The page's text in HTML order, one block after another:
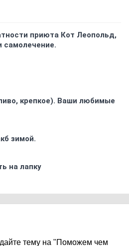
приюта Кот Леопольд,
самолечение.
крепкое). Ваши любимые
зимой.
на лапку
тему на "Поможем чем